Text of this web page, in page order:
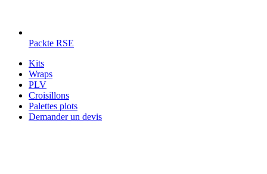
Packte RSE
Kits
Wraps
PLV
Croisillons
Palettes plots
Demander un devis